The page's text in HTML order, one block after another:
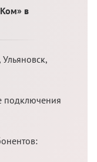
в
, Ульяновск,
подключения